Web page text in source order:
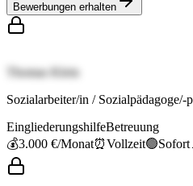
Bewerbungen erhalten
Thomas Klein
Sozialarbeiter/in / Sozialpädagoge/-
EingliederungshilfeBetreuung
💰3.000 €/Monat⏰Vollzeit🟢Sofort